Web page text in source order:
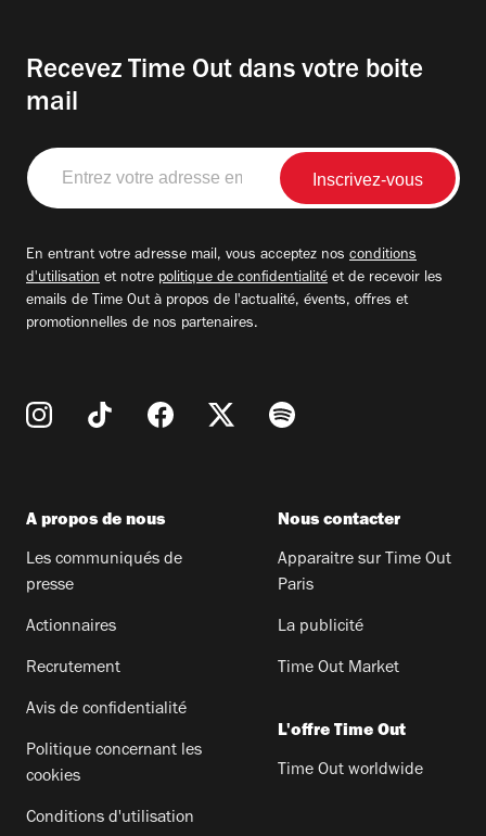
Recevez Time Out dans votre boite
mail
Entrez
votre
adresse
En entrant votre adresse mail, vous acceptez nos conditions
d'utilisation et notre politique de confidentialité et de recevoir les
emails de Time Out à propos de l'actualité, évents, offres et
promotionnelles de nos partenaires.
A propos de nous
Les communiqués de
presse
Actionnaires
Recrutement
Avis de confidentialité
Politique concernant les
cookies
Conditions d'utilisation
Nous contacter
Apparaitre sur Time Out
Paris
La publicité
Time Out Market
L'offre Time Out
Time Out worldwide